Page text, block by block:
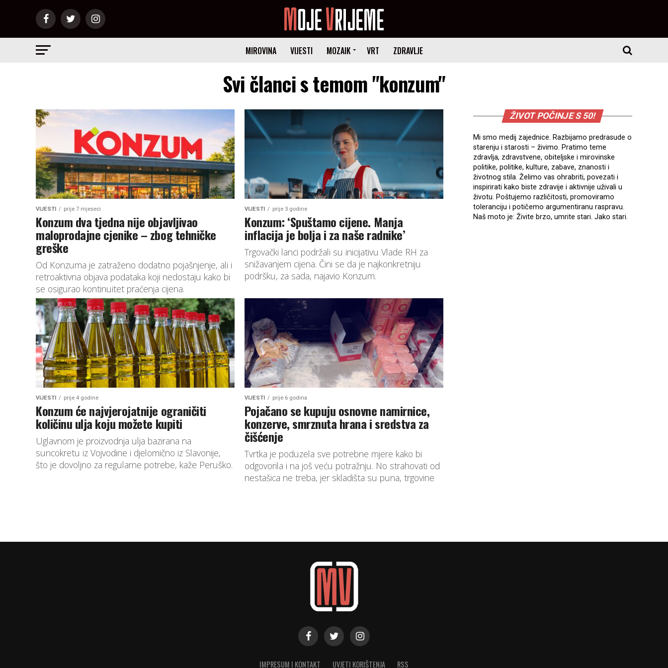
MIROVINA VIJESTI MOZAIK VRT ZDRAVLJE
Svi članci s temom "konzum"
VIJESTI prije 7 mjeseci
Konzum dva tjedna nije objavljivao
maloprodajne cjenike – zbog tehničke
greške
Od Konzuma je zatraženo dodatno pojašnjenje, ali i
retroaktivna objava podataka koji nedostaju kako bi
se osigurao kontinuitet praćenja cijena.
VIJESTI prije 3 godine
Konzum: ‘Spuštamo cijene. Manja
inflacija je bolja i za naše radnike’
Trgovački lanci podržali su inicijativu Vlade RH za
snižavanjem cijena. Čini se da je najkonkretniju
podršku, za sada, najavio Konzum.
VIJESTI prije 4 godine
Konzum će najvjerojatnije ograničiti
količinu ulja koju možete kupiti
Uglavnom je proizvodnja ulja bazirana na
suncokretu iz Vojvodine i djelomično iz Slavonije,
što je dovoljno za regularne potrebe, kaže Peruško.
VIJESTI prije 6 godina
Pojačano se kupuju osnovne namirnice,
konzerve, smrznuta hrana i sredstva za
čišćenje
Tvrtka je poduzela sve potrebne mjere kako bi
odgovorila i na još veću potražnju. No strahovati od
nestašica ne treba, jer skladišta su puna, trgovine
ŽIVOT POČINJE S 50!
Mi smo medij zajednice. Razbijamo predrasude o
starenju i starosti – živimo. Pratimo teme
zdravlja, zdravstvene, obiteljske i mirovinske
politike, politike, kulture, zabave, znanosti i
životnog stila. Želimo vas ohrabriti, povezati i
inspirirati kako biste zdravije i aktivnije uživali u
životu. Poštujemo različitosti, promoviramo
toleranciju i potičemo argumentiranu raspravu.
Naš moto je: Živite brzo, umrite stari. Jako stari.
IMPRESUM I KONTAKT UVJETI KORIŠTENJA RSS